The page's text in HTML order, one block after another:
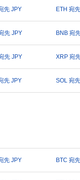
先 JPY ETH 宛
先 JPY BNB 宛
先 JPY XRP 宛
先 JPY SOL 宛
先 JPY BTC 宛